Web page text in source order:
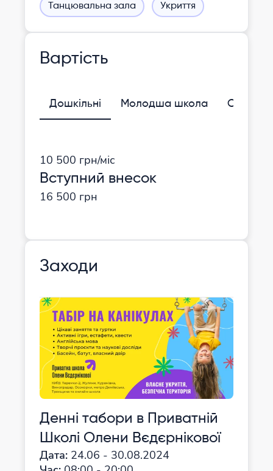
Танцювальна зала Укриття
Вартість
Дошкільні Молодша школа
10 500 грн/міс
Вступний внесок
16 500 грн
Заходи
Денні табори в Приватній
Школі Олени Вєдєрнікової
Дата: 24.06 - 30.08.2024